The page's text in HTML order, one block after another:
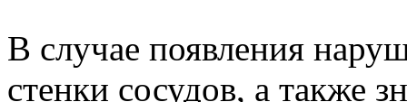
В случае появления
стенки сосудов, а также